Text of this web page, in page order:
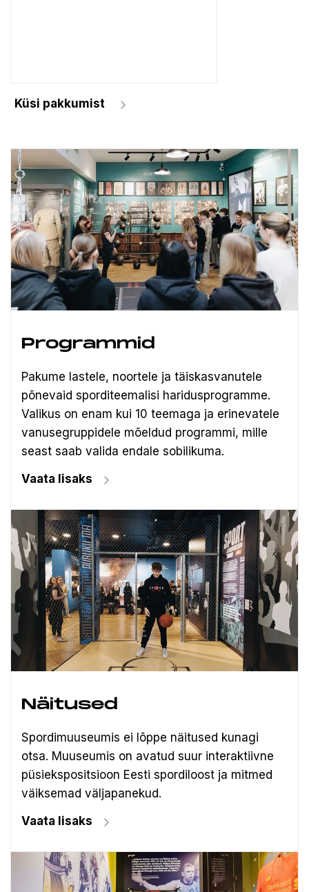
Programmid
Pakume lastele, noortele ja täiskasvanutele
põnevaid sporditeemalisi haridusprogramme.
Valikus on enam kui 10 teemaga ja erinevatele
vanusegruppidele mõeldud programmi, mille
seast saab valida endale sobilikuma.
Vaata lisaks
Näitused
Spordimuuseumis ei lõppe näitused kunagi
otsa. Muuseumis on avatud suur interaktiivne
püsiekspositsioon Eesti spordiloost ja mitmed
väiksemad väljapanekud.
Vaata lisaks